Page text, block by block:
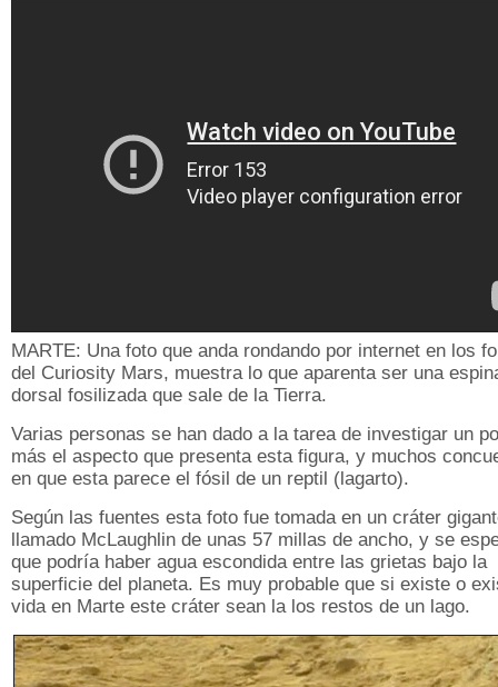
MARTE: Una foto que anda rondando por internet en los
del Curiosity Mars, muestra lo que aparenta ser una
dorsal fosilizada que sale de la Tierra.
Varias personas se han dado a la tarea de investigar un
más el aspecto que presenta esta figura, y muchos
en que esta parece el fósil de un reptil (lagarto).
Según las fuentes esta foto fue tomada en un cráter
llamado McLaughlin de unas 57 millas de ancho, y se
que podría haber agua escondida entre las grietas bajo la
superficie del planeta. Es muy probable que si existe o
vida en Marte este cráter sean la los restos de un lago.